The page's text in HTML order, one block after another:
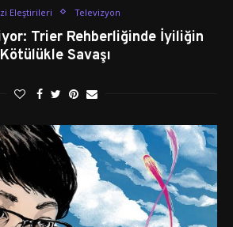
Eleştirileri Televizyon
Trier Rehberliğinde İyiliğin
Kötülükle Savaşı